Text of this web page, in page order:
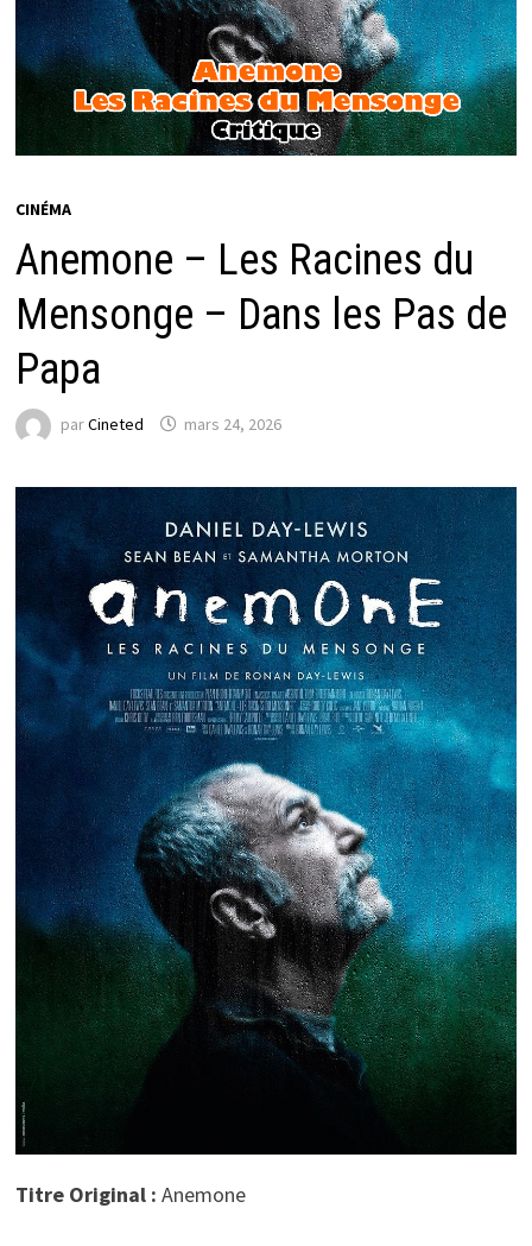
CINÉMA
Anemone – Les Racines du
Mensonge – Dans les Pas de
Papa
parCineted mars 24, 2026
Titre Original : Anemone